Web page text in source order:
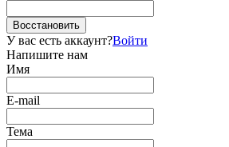
Восстановить
У вас есть аккаунт?Войти
Напишите нам
Имя
E-mail
Тема